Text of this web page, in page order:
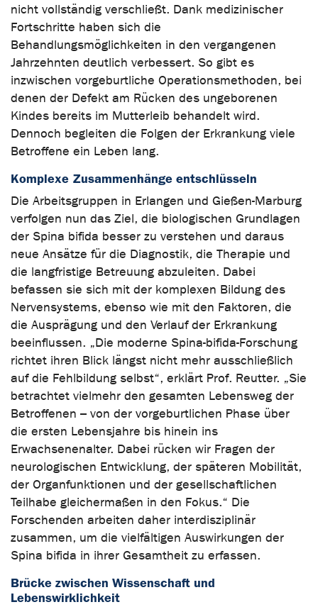
nicht vollständig verschließt. Dank medizinischer
Fortschritte haben sich die
Behandlungsmöglichkeiten in den vergangenen
Jahrzehnten deutlich verbessert. So gibt es
inzwischen vorgeburtliche Operationsmethoden, bei
denen der Defekt am Rücken des ungeborenen
Kindes bereits im Mutterleib behandelt wird.
Dennoch begleiten die Folgen der Erkrankung viele
Betroffene ein Leben lang.
Komplexe Zusammenhänge entschlüsseln
Die Arbeitsgruppen in Erlangen und Gießen-Marburg
verfolgen nun das Ziel, die biologischen Grundlagen
der Spina bifida besser zu verstehen und daraus
neue Ansätze für die Diagnostik, die Therapie und
die langfristige Betreuung abzuleiten. Dabei
befassen sie sich mit der komplexen Bildung des
Nervensystems, ebenso wie mit den Faktoren, die
die Ausprägung und den Verlauf der Erkrankung
beeinflussen. „Die moderne Spina-bifida-Forschung
richtet ihren Blick längst nicht mehr ausschließlich
auf die Fehlbildung selbst“, erklärt Prof. Reutter. „Sie
betrachtet vielmehr den gesamten Lebensweg der
Betroffenen – von der vorgeburtlichen Phase über
die ersten Lebensjahre bis hinein ins
Erwachsenenalter. Dabei rücken wir Fragen der
neurologischen Entwicklung, der späteren Mobilität,
der Organfunktionen und der gesellschaftlichen
Teilhabe gleichermaßen in den Fokus.“ Die
Forschenden arbeiten daher interdisziplinär
zusammen, um die vielfältigen Auswirkungen der
Spina bifida in ihrer Gesamtheit zu erfassen.
Brücke zwischen Wissenschaft und
Lebenswirklichkeit